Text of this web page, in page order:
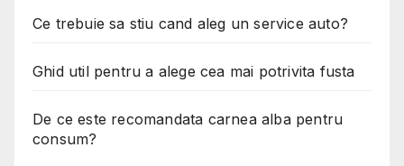
Ce trebuie sa stiu cand aleg un service auto?
Ghid util pentru a alege cea mai potrivita fusta
De ce este recomandata carnea alba pentru
consum?